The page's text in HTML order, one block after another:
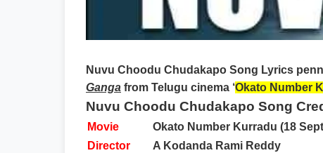
Nuvu Choodu Chudakapo Song Lyrics
Ganga from Telugu cinema ‘Okato Number
Nuvu Choodu Chudakapo Song
Movie
Okato Number Kurradu (18
Director
A Kodanda Rami Reddy